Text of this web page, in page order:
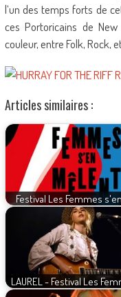
l’un des temps forts de
ces Portoricains de
couleur, entre Folk, Rock,
Articles similaires :
Festival Les Femmes
LAUREL - Festival Les